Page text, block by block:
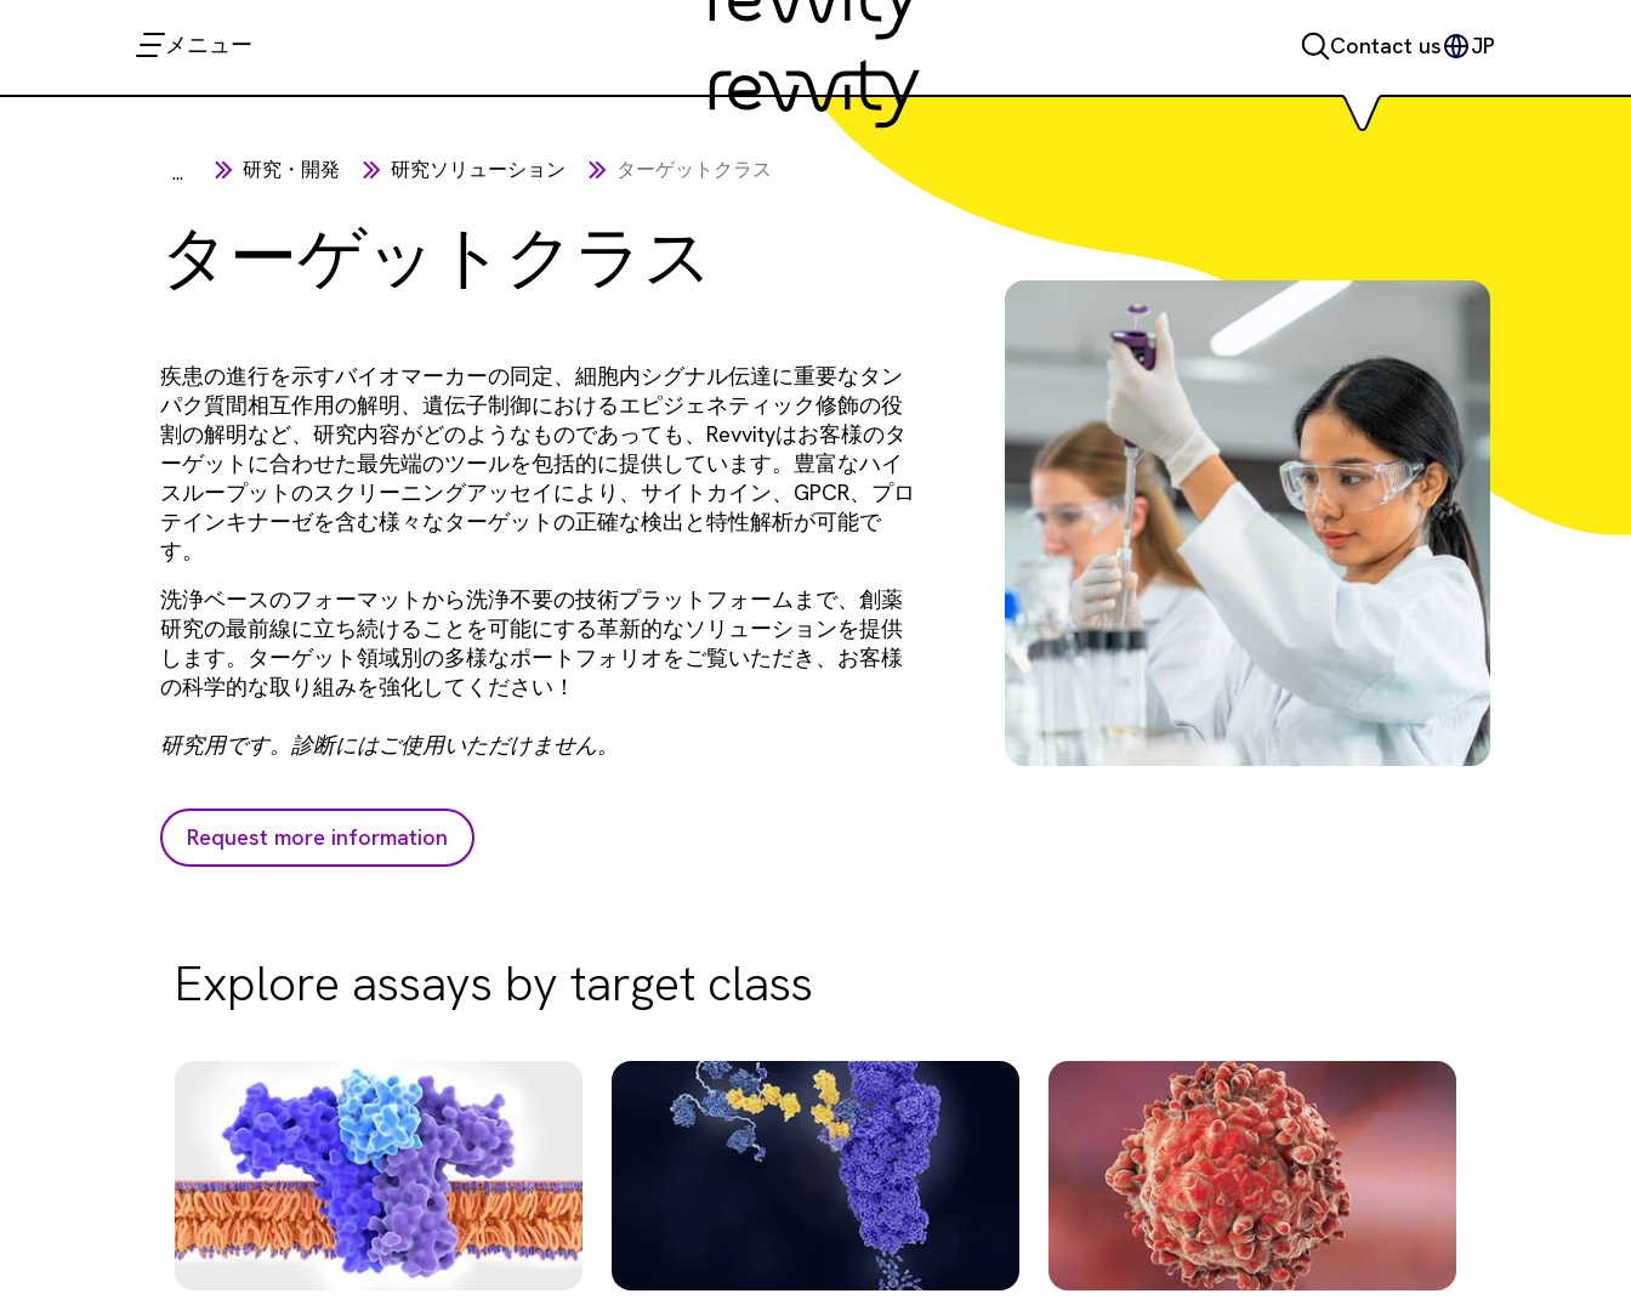
メニュー Contact us JP
... 研究・開発 研究ソリューション ターゲットクラス
ターゲットクラス
疾患の進行を示すバイオマーカーの同定、細胞内シグナル伝達に重要なタン
パク質間相互作用の解明、遺伝子制御におけるエピジェネティック修飾の役
割の解明など、研究内容がどのようなものであっても、Revvityはお客様のタ
ーゲットに合わせた最先端のツールを包括的に提供しています。豊富なハイ
スループットのスクリーニングアッセイにより、サイトカイン、GPCR、プロ
テインキナーゼを含む様々なターゲットの正確な検出と特性解析が可能で
す。
洗浄ベースのフォーマットから洗浄不要の技術プラットフォームまで、創薬
研究の最前線に立ち続けることを可能にする革新的なソリューションを提供
します。ターゲット領域別の多様なポートフォリオをご覧いただき、お客様
の科学的な取り組みを強化してください！
研究用です。診断にはご使用いただけません。
Request more information
Explore assays by target class